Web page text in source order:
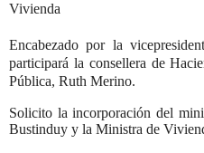
Vivienda
Encabezado por la
participará la consellera de
Pública, Ruth Merino.
Solicito la incorporación del
Bustinduy y la Ministra de